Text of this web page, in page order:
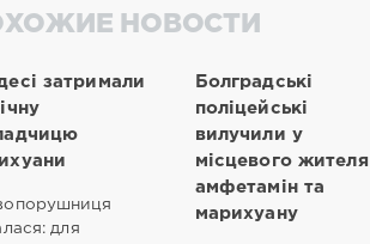
НОВОСТИ
затримали
для
Болградські
поліцейські
вилучили у
місцевого жителя
амфетамін та
марихуану